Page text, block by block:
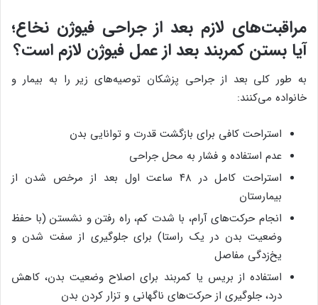
مراقبت‌های لازم بعد از جراحی فیوژن نخاع؛
آیا بستن کمربند بعد از عمل فیوژن لازم است؟
به طور کلی بعد از جراحی پزشکان توصیه‌های زیر را به بیمار و
خانواده می‌کنند:
استراحت کافی برای بازگشت قدرت و توانایی بدن
عدم استفاده و فشار به محل جراحی
استراحت کامل در ۴۸ ساعت اول بعد از مرخص شدن از
بیمارستان
انجام حرکت‌های آرام، با شدت کم، راه رفتن و نشستن (با حفظ
وضعیت بدن در یک راستا) برای جلوگیری از سفت شدن و
یخ‌زدگی مفاصل
استفاده از بریس یا کمربند برای اصلاح وضعیت بدن، کاهش
درد، جلوگیری از حرکت‌های ناگهانی و تزار کردن بدن